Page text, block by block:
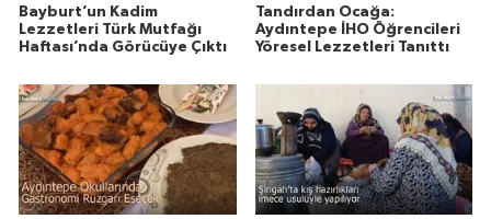
Bayburt’un Kadim
Lezzetleri Türk Mutfağı
Haftası’nda Görücüye Çıktı
Tandırdan Ocağa:
Aydıntepe İHO Öğrencileri
Yöresel Lezzetleri Tanıttı